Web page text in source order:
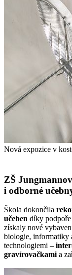
Nová expozice v
ZŠ
i odborné
Škola dokončila
učeben díky
získaly nové
biologie, informatiky
technologiemi –
gravírovačkamia